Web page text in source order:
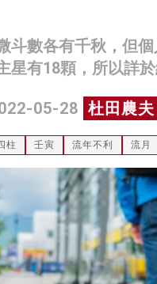
斗數各有千秋，但
有18顆，所以詳於
05-28 杜田農夫
柱 壬寅 流年不利 流月